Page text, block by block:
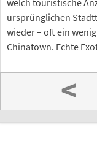
welch touristische
ursprünglichen
wieder – oft ein
Chinatown. Echte
<